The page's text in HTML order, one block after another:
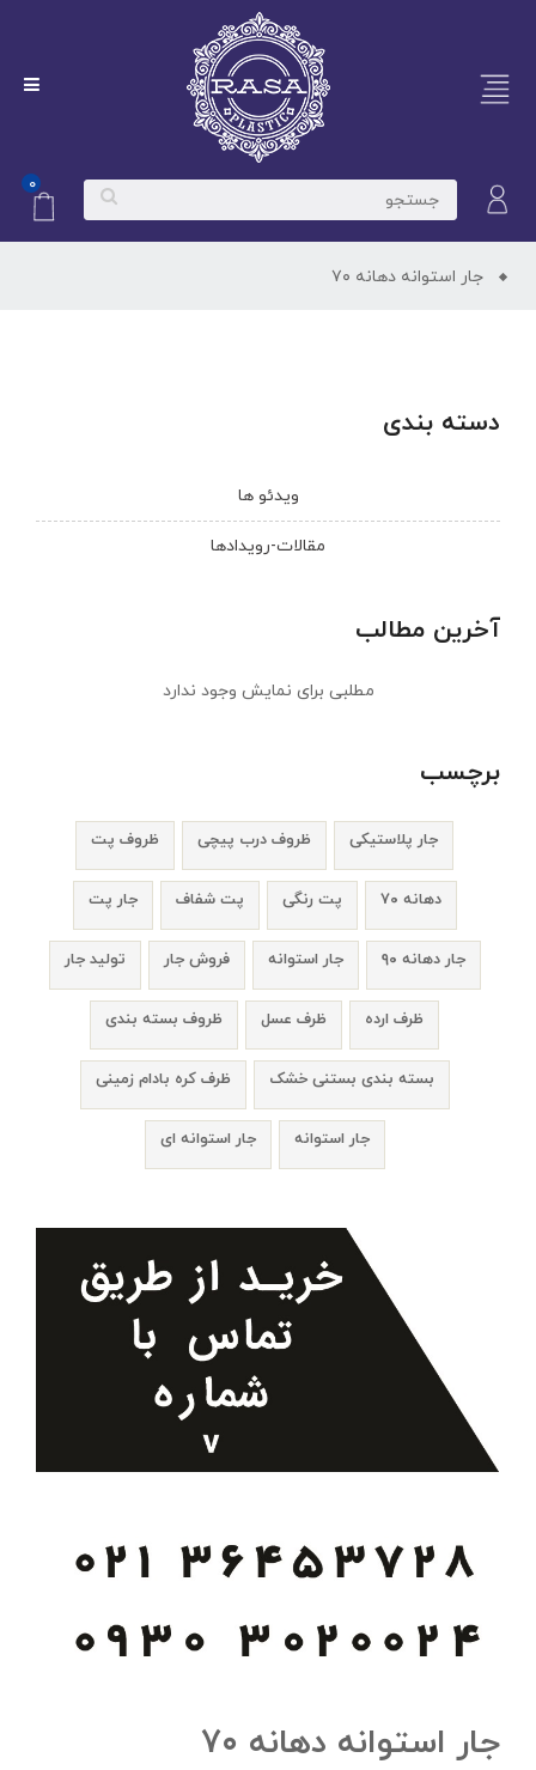
۰
جار استوانه دهانه ۷۰
دسته بندی
ویدئو ها
مقالات-رویدادها
آخرین مطالب
مطلبی برای نمایش وجود ندارد
برچسب
ظروف پت ظروف درب پیچی جار پلاستیکی
جار پت پت شفاف پت رنگی دهانه ۷۰
تولید جار فروش جار جار استوانه جار دهانه ۹۰
ظروف بسته بندی ظرف عسل ظرف ارده
ظرف کره بادام زمینی بسته بندی بستنی خشک
جار استوانه ای جار استوانه
جار استوانه دهانه ۷۰